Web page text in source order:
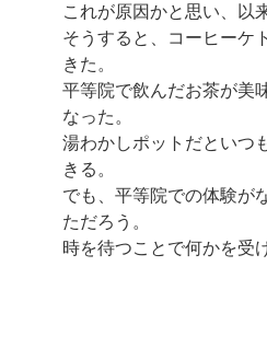
これが原因かと思い、以
そうすると、コーヒーケ
きた。
平等院で飲んだお茶が美
なった。
湯わかしポットだといつ
きる。
でも、平等院での体験が
ただろう。
時を待つことで何かを受